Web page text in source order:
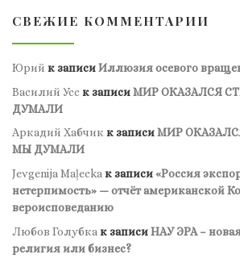
СВЕЖИЕ КОММЕНТАРИИ
Юрий к записиИллюзия осевого
Василий Усс к записиМИР ОКАЗАЛСЯ
ДУМАЛИ
Аркадий Хабчик к записиМИР
МЫ ДУМАЛИ
Jevgenija Maļecka к записи«Россия
нетерпимость» — отчёт американской
вероисповеданию
Любов Голубка к записиНАУ ЭРА –
религия или бизнес?